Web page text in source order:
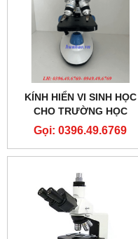
KÍNH HIỂN VI SINH HỌC
CHO TRƯỜNG HỌC
Gọi: 0396.49.6769